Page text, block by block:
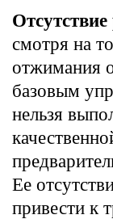
смотря на
отжимания
базовым
нельзя
Ее
привести к